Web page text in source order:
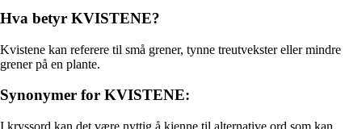
Hva betyr KVISTENE?
Kvistene kan referere til små grener, tynne treutvekster eller mindre
grener på en plante.
Synonymer for KVISTENE:
I kryssord kan det være nyttig å kjenne til alternative ord som kan